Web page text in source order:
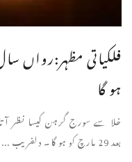
ہو گا
خلا سے سورج گرہن کیسا نظر
بعد 29 مارچ کو ہو گا۔ دلفریب ...